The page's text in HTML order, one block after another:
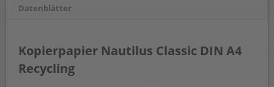
Datenblätter
Kopierpapier Nautilus Classic DIN A4
Recycling